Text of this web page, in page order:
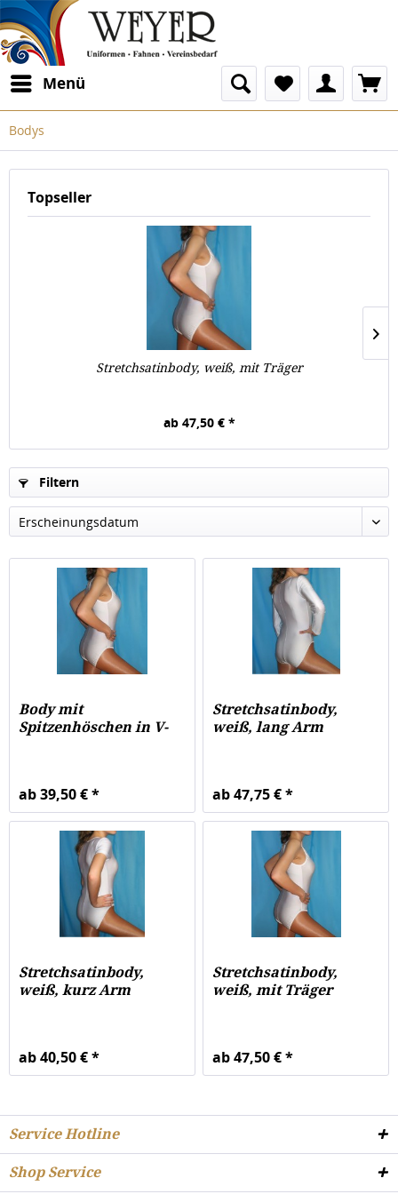
Menü
Bodys
Topseller
Stretchsatinbody, weiß, mit Träger
ab 47,50 € *
Filtern
Body mit
Spitzenhöschen in V-
ab 39,50 € *
Stretchsatinbody,
weiß, lang Arm
ab 47,75 € *
Stretchsatinbody,
weiß, kurz Arm
ab 40,50 € *
Stretchsatinbody,
weiß, mit Träger
ab 47,50 € *
Service Hotline
Shop Service